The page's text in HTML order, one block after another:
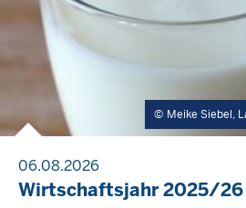
Meike Siebel,
06.08.2026
Wirtschaftsjahr 2025/